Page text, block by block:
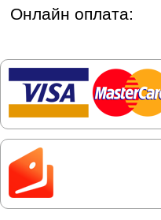
Онлайн оплата: